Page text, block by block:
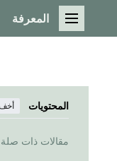
القائمة الرئيسية
المعرفة
المحتويات
مقالات ذات صلة